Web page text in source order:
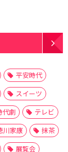
平安時代
スイーツ
代劇
テレビ
川家康
抹茶
展覧会